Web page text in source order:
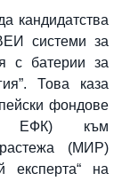
кандидатства
системи за
с батерии за
Това каза
фондове
ЕФК) към
(МИР)
експерта“ на